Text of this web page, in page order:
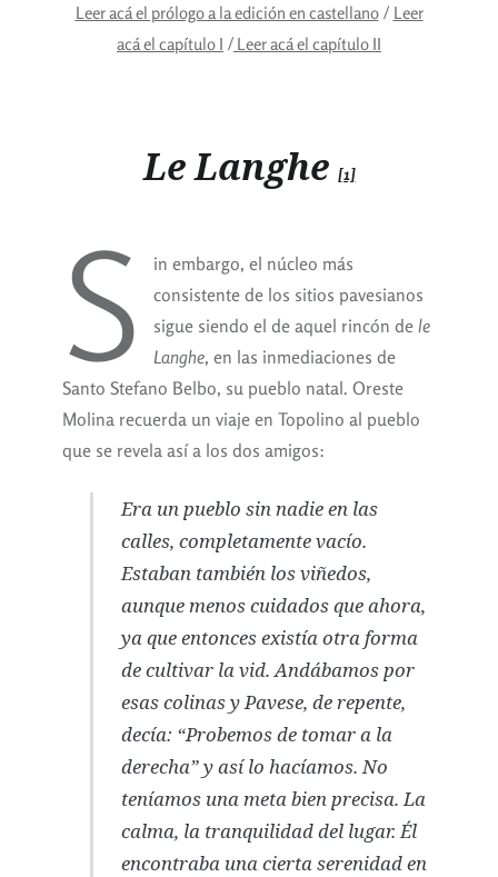
Leer acá el prólogo a la edición en castellano/ Leer
acá el capítulo I / Leer acá el capítulo II
Le Langhe [1]
S
in embargo, el núcleo más
consistente de los sitios pavesianos
sigue siendo el de aquel rincón dele
Langhe, en las inmediaciones de
Santo Stefano Belbo, su pueblo natal. Oreste
Molina recuerda un viaje en Topolino al pueblo
que se revela así a los dos amigos:
Era un pueblo sin nadie en las
calles, completamente vacío.
Estaban también los viñedos,
aunque menos cuidados que ahora,
ya que entonces existía otra forma
de cultivar la vid. Andábamos por
esas colinas y Pavese, de repente,
decía: “Probemos de tomar a la
derecha” y así lo hacíamos. No
teníamos una meta bien precisa. La
calma, la tranquilidad del lugar. Él
encontraba una cierta serenidad en